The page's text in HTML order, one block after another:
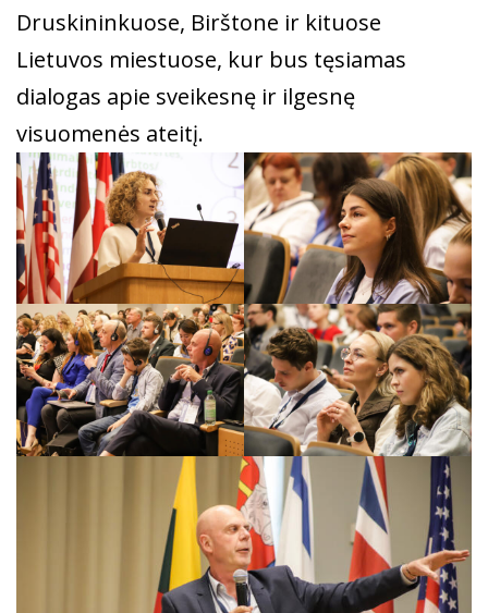
Druskininkuose, Birštone ir kituose
Lietuvos miestuose, kur bus tęsiamas
dialogas apie sveikesnę ir ilgesnę
visuomenės ateitį.